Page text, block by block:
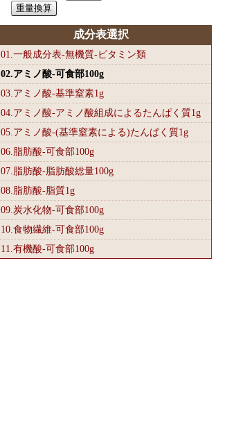
成分表選択
01.一般成分表-無機質-ビタミン類
02.アミノ酸-可食部100g
03.アミノ酸-基準窒素1g
04.アミノ酸-アミノ酸組成によるたんぱく質1g
05.アミノ酸-(基準窒素による)たんぱく質1g
06.脂肪酸-可食部100g
07.脂肪酸-脂肪酸総量100g
08.脂肪酸-脂質1g
09.炭水化物-可食部100g
10.食物繊維-可食部100g
11.有機酸-可食部100g